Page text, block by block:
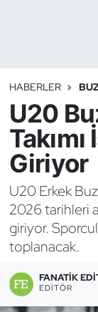
HABERLER
U20
Giriyor
U20 Erkek
2026 tarihleri
giriyor.
toplanacak.
FANATIK
EDITÖR
Binicilik
Bisiklet
Bocce
Boks
Briç
Buz Hokeyi